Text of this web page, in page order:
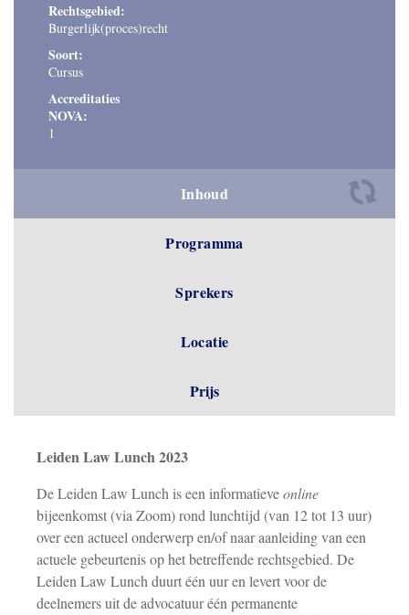
Rechtsgebied:
Burgerlijk(proces)recht
Soort:
Cursus
Accreditaties
NOVA:
1
Inhoud
Programma
Sprekers
Locatie
Prijs
Leiden Law Lunch 2023
De Leiden Law Lunch is een informatieveonline
bijeenkomst (via Zoom) rond lunchtijd (van 12 tot 13 uur)
over een actueel onderwerp en/of naar aanleiding van een
actuele gebeurtenis op het betreffende rechtsgebied. De
Leiden Law Lunch duurt één uur en levert voor de
deelnemers uit de advocatuur één permanente